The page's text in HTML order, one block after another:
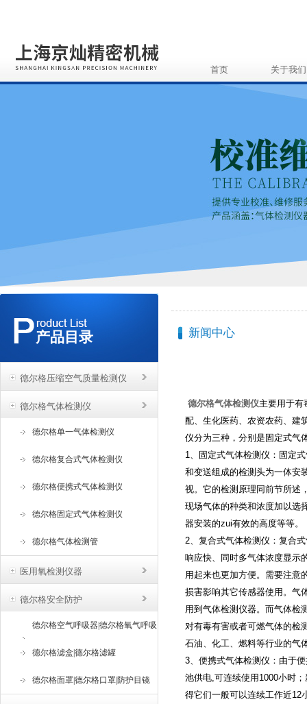
首页 关于我们
产品目录
德尔格压缩空气质量检测仪
德尔格气体检测仪
德尔格单一气体检测仪
德尔格复合式气体检测仪
德尔格便携式气体检测仪
德尔格固定式气体检测仪
德尔格气体检测管
医用氧检测仪器
德尔格安全防护
德尔格空气呼吸器|德尔格氧气呼吸
器
德尔格滤盒|德尔格滤罐
德尔格面罩|德尔格口罩|防护目镜
新闻中心
德尔格气体检测仪主要用于有
配、生化医药、农资农药、建
仪分为三种，分别是固定式气
1、固定式气体检测仪：固定
和变送组成的检测头为一体安
视。它的检测原理同前节所述
现场气体的种类和浓度加以选
器安装的zui有效的高度等等。
2、复合式气体检测仪：复合
响应快、同时多气体浓度显示
用起来也更加方便。需要注意
损害影响其它传感器使用。气
用到气体检测仪器。而气体检
对有毒有害或者可燃气体的检
石油、化工、燃料等行业的气
3、便携式气体检测仪：由于
池供电,可连续使用1000小时
得它们一般可以连续工作近12